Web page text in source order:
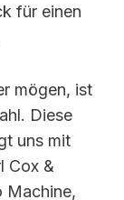
für einen
mögen, ist
Diese
uns mit
Cox &
Machine,